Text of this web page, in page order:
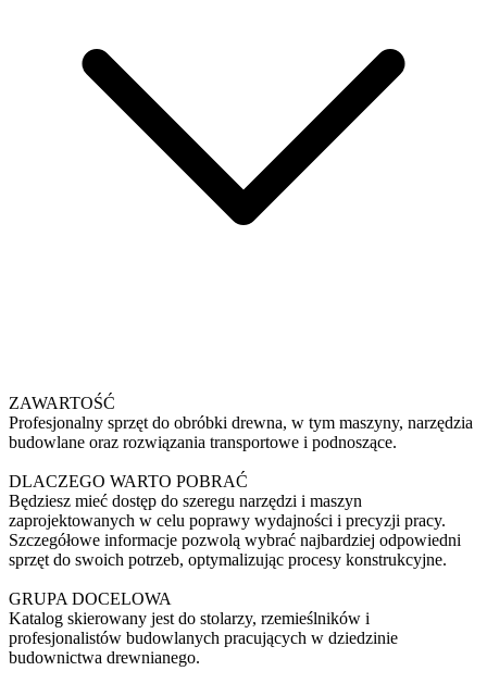
ZAWARTOŚĆ
Profesjonalny sprzęt do obróbki drewna, w tym maszyny, narzędzia
budowlane oraz rozwiązania transportowe i podnoszące.
DLACZEGO WARTO POBRAĆ
Będziesz mieć dostęp do szeregu narzędzi i maszyn
zaprojektowanych w celu poprawy wydajności i precyzji pracy.
Szczegółowe informacje pozwolą wybrać najbardziej odpowiedni
sprzęt do swoich potrzeb, optymalizując procesy konstrukcyjne.
GRUPA DOCELOWA
Katalog skierowany jest do stolarzy, rzemieślników i
profesjonalistów budowlanych pracujących w dziedzinie
budownictwa drewnianego.